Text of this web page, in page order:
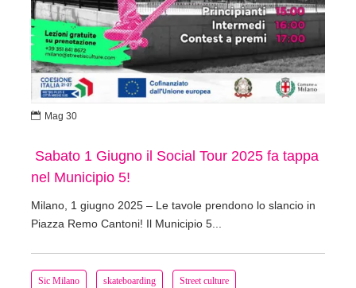
Sic Milano skateboarding Street culture
Sabato 1 Giugno il Social Tour 2025 fa tappa
nel Municipio 5!
Milano, 1 giugno 2025 – Le tavole prendono lo slancio in
Piazza Remo Cantoni! Il Municipio 5...
 Mag 30